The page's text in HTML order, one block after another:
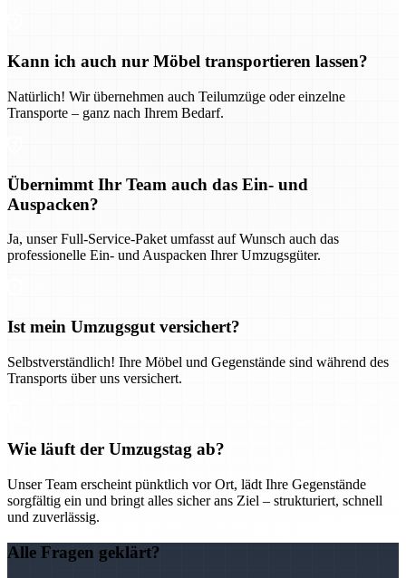
Kann ich auch nur Möbel transportieren lassen?
Natürlich! Wir übernehmen auch Teilumzüge oder einzelne
Transporte – ganz nach Ihrem Bedarf.
Übernimmt Ihr Team auch das Ein- und
Auspacken?
Ja, unser Full-Service-Paket umfasst auf Wunsch auch das
professionelle Ein- und Auspacken Ihrer Umzugsgüter.
Ist mein Umzugsgut versichert?
Selbstverständlich! Ihre Möbel und Gegenstände sind während des
Transports über uns versichert.
Wie läuft der Umzugstag ab?
Unser Team erscheint pünktlich vor Ort, lädt Ihre Gegenstände
sorgfältig ein und bringt alles sicher ans Ziel – strukturiert, schnell
und zuverlässig.
Alle Fragen geklärt?